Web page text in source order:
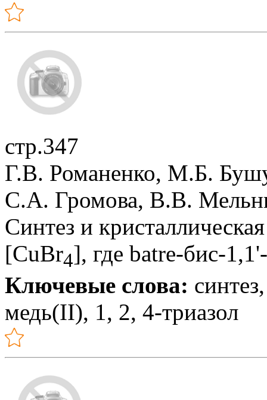
стр.347
Г.В. Романенко, М.Б.
С.А. Громова, В.В.
Синтез и
[CuBr4], где batre-бис-
Ключевые слова:
медь(II), 1, 2, 4-триазол